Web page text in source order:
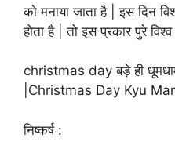
को मनाया जाता है | इस दिन
होता है | तो इस प्रकार पुरे
christmas day बड़े ही
|Christmas Day Kyu
निष्कर्ष :